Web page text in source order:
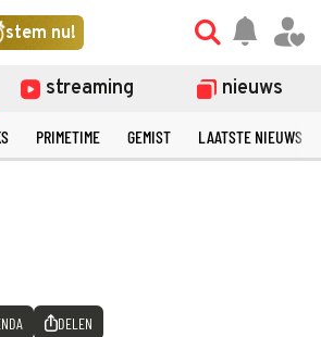
stem nu!
streaming nieuws
PRIMETIME GEMIST LAATSTE NIEUWS
DELEN